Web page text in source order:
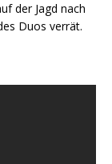
der Jagd nach
Duos verrät.